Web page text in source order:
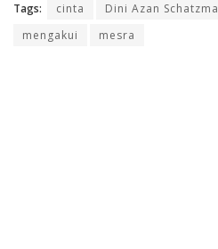
Tags: cinta Dini Azan
mengakui
mesra